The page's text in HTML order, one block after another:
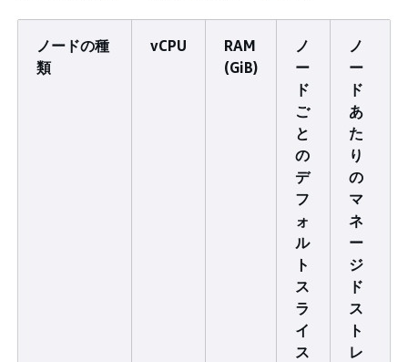
ノードの種
類
vCPU
RAM
(GiB)
ノ
ー
ド
ご
と
の
デ
フ
ォ
ル
ト
ス
ラ
イ
ス
ノ
ー
ド
あ
た
り
の
マ
ネ
ー
ジ
ド
ス
ト
レ